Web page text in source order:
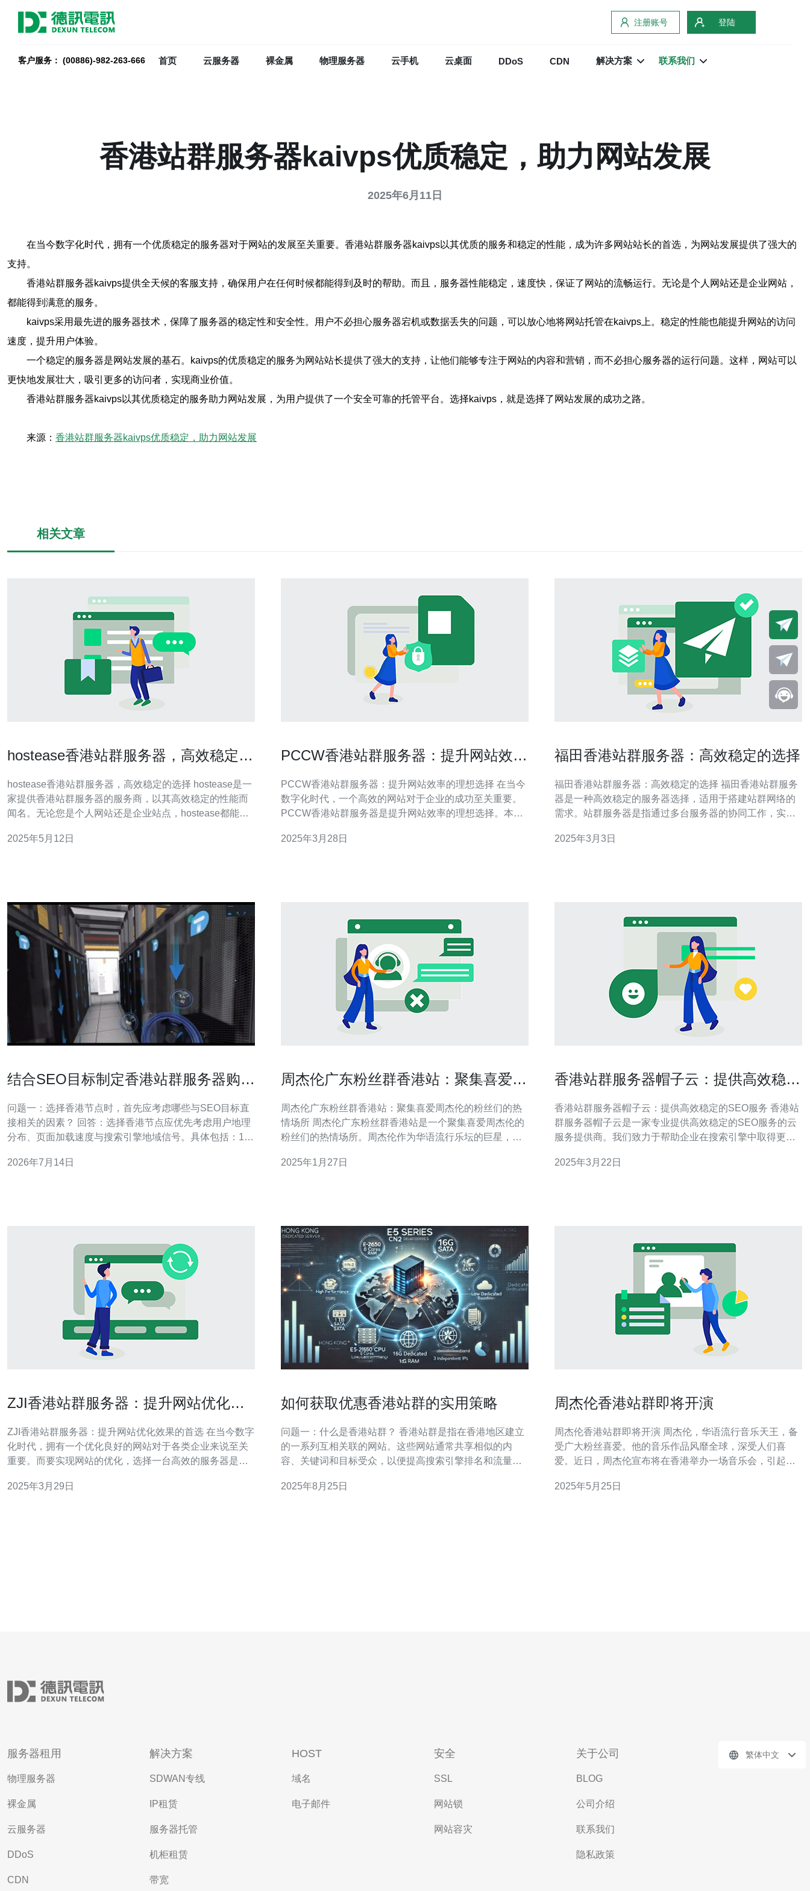
注册账号 登陆
客户服务： (00886)-982-263-666 首页 云服务器 裸金属 物理服务器 云手机 云桌面 DDoS CDN 解决方案 联系我们
香港站群服务器kaivps优质稳定，助力网站发展
2025年6月11日
在当今数字化时代，拥有一个优质稳定的服务器对于网站的发展至关重要。香港站群服务器kaivps以其优质的服务和稳定的性能，成为许多网站站长的首选，为网站发展提供了强大的
支持。
香港站群服务器kaivps提供全天候的客服支持，确保用户在任何时候都能得到及时的帮助。而且，服务器性能稳定，速度快，保证了网站的流畅运行。无论是个人网站还是企业网站，
都能得到满意的服务。
kaivps采用最先进的服务器技术，保障了服务器的稳定性和安全性。用户不必担心服务器宕机或数据丢失的问题，可以放心地将网站托管在kaivps上。稳定的性能也能提升网站的访问
速度，提升用户体验。
一个稳定的服务器是网站发展的基石。kaivps的优质稳定的服务为网站站长提供了强大的支持，让他们能够专注于网站的内容和营销，而不必担心服务器的运行问题。这样，网站可以
更快地发展壮大，吸引更多的访问者，实现商业价值。
香港站群服务器kaivps以其优质稳定的服务助力网站发展，为用户提供了一个安全可靠的托管平台。选择kaivps，就是选择了网站发展的成功之路。
来源： 香港站群服务器kaivps优质稳定，助力网站发展
相关文章
hostease香港站群服务器，高效稳定的
hostease香港站群服务器，高效稳定的选择 hostease是一
家提供香港站群服务器的服务商，以其高效稳定的性能而
闻名。无论您是个人网站还是企业站点，hostease都能为
器采用最先进的硬件设备和技术，保证了服务器的高效稳
2025年5月12日
PCCW香港站群服务器：提升网站效率
PCCW香港站群服务器：提升网站效率的理想选择 在当今
数字化时代，一个高效的网站对于企业的成功至关重要。
PCCW香港站群服务器是提升网站效率的理想选择。本文
它是您的理想选择。 PCCW香港站群服务器提供卓越的性
2025年3月28日
福田香港站群服务器：高效稳定的选择
福田香港站群服务器：高效稳定的选择 福田香港站群服务
器是一种高效稳定的服务器选择，适用于搭建站群网络的
需求。站群服务器是指通过多台服务器的协同工作，实现
优质的硬件设备和先进的网络技术，能够稳定高效地运行
2025年3月3日
结合SEO目标制定香港站群服务器购买
问题一：选择香港节点时，首先应考虑哪些与SEO目标直
接相关的因素？ 回答：选择香港节点应优先考虑用户地理
分布、页面加载速度与搜索引擎地域信号。具体包括：1）
并发能力以保证页面响应时间；3）节点所在机房的出口质
2026年7月14日
周杰伦广东粉丝群香港站：聚集喜爱周
周杰伦广东粉丝群香港站：聚集喜爱周杰伦的粉丝们的热
情场所 周杰伦广东粉丝群香港站是一个聚集喜爱周杰伦的
粉丝们的热情场所。周杰伦作为华语流行乐坛的巨星，拥
喜欢周杰伦的粉丝们提供了一个交流、分享和支持的平
2025年1月27日
香港站群服务器帽子云：提供高效稳定
香港站群服务器帽子云：提供高效稳定的SEO服务 香港站
群服务器帽子云是一家专业提供高效稳定的SEO服务的云
服务提供商。我们致力于帮助企业在搜索引擎中取得更好
器：我们使用最先进的服务器技术，确保网站的稳定性和
2025年3月22日
ZJI香港站群服务器：提升网站优化效
ZJI香港站群服务器：提升网站优化效果的首选 在当今数字
化时代，拥有一个优化良好的网站对于各类企业来说至关
重要。而要实现网站的优化，选择一台高效的服务器是一
果的首选。 ZJI香港站群服务器是一种先进的网络服务器，
2025年3月29日
如何获取优惠香港站群的实用策略
问题一：什么是香港站群？ 香港站群是指在香港地区建立
的一系列互相关联的网站。这些网站通常共享相似的内
容、关键词和目标受众，以便提高搜索引擎排名和流量。
大其在线影响力和市场份额。 问题二：如何有效选择香港
2025年8月25日
周杰伦香港站群即将开演
周杰伦香港站群即将开演 周杰伦，华语流行音乐天王，备
受广大粉丝喜爱。他的音乐作品风靡全球，深受人们喜
爱。近日，周杰伦宣布将在香港举办一场音乐会，引起了
香港红馆举行。这将是周杰伦在香港的一次音乐盛宴，粉
2025年5月25日
服务器租用
物理服务器
裸金属
云服务器
DDoS
CDN
解决方案
SDWAN专线
IP租赁
服务器托管
机柜租赁
带宽
HOST
域名
电子邮件
安全
SSL
网站锁
网站容灾
关于公司
BLOG
公司介绍
联系我们
隐私政策
繁体中文